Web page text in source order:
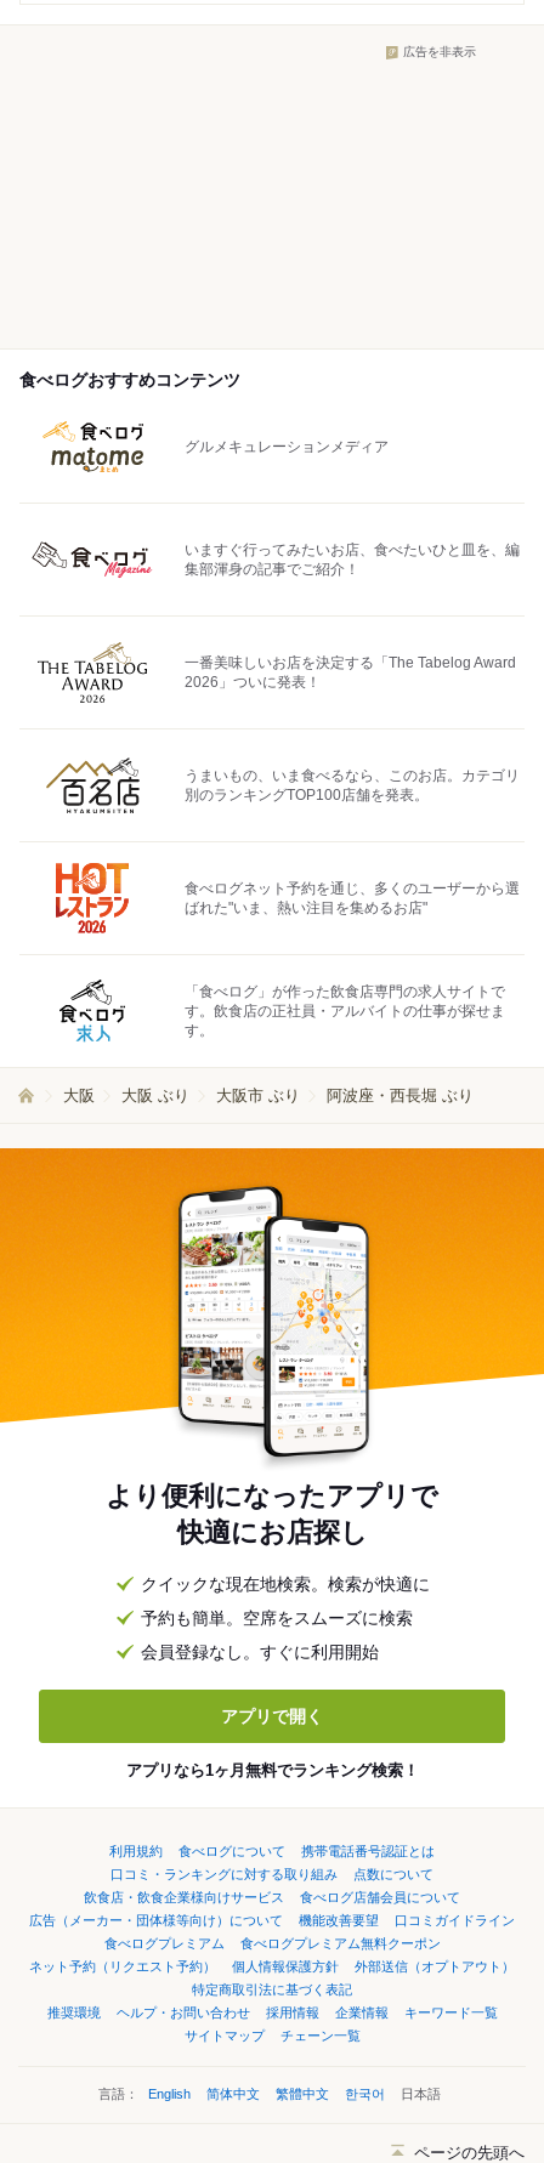
広告を非表示
食べログおすすめコンテンツ
グルメキュレーションメディア
いますぐ行ってみたいお店、食べたいひと皿を、編
集部渾身の記事でご紹介！
一番美味しいお店を決定する「The Tabelog Award
2026」ついに発表！
うまいもの、いま食べるなら、このお店。カテゴリ
別のランキングTOP100店舗を発表。
食べログネット予約を通じ、多くのユーザーから選
ばれた"いま、熱い注目を集めるお店"
「食べログ」が作った飲食店専門の求人サイトで
す。飲食店の正社員・アルバイトの仕事が探せま
す。
大阪 大阪 ぶり 大阪市 ぶり 阿波座・西長堀 ぶり
より便利になったアプリで
快適にお店探し
クイックな現在地検索。検索が快適に
予約も簡単。空席をスムーズに検索
会員登録なし。すぐに利用開始
アプリで開く
アプリなら1ヶ月無料でランキング検索！
利用規約 食べログについて
携帯電話番号認証とは
口コミ・ランキングに対する取り組み
点数について
飲食店・飲食企業様向けサービス
食べログ店舗会員について
広告（メーカー・団体様等向け）について
機能改善要望
口コミガイドライン
食べログプレミアム
食べログプレミアム無料クーポン
ネット予約（リクエスト予約）
個人情報保護方針
外部送信（オプトアウト）
特定商取引法に基づく表記
推奨環境
ヘルプ・お問い合わせ 採用情報 企業情報
キーワード一覧
サイトマップ
チェーン一覧
言語： English 简体中文 繁體中文 한국어 日本語
ページの先頭へ